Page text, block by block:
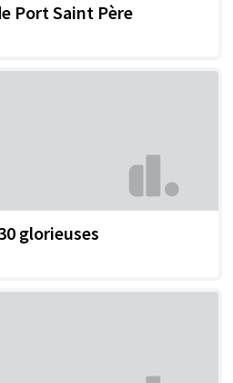
Port Saint Père
glorieuses